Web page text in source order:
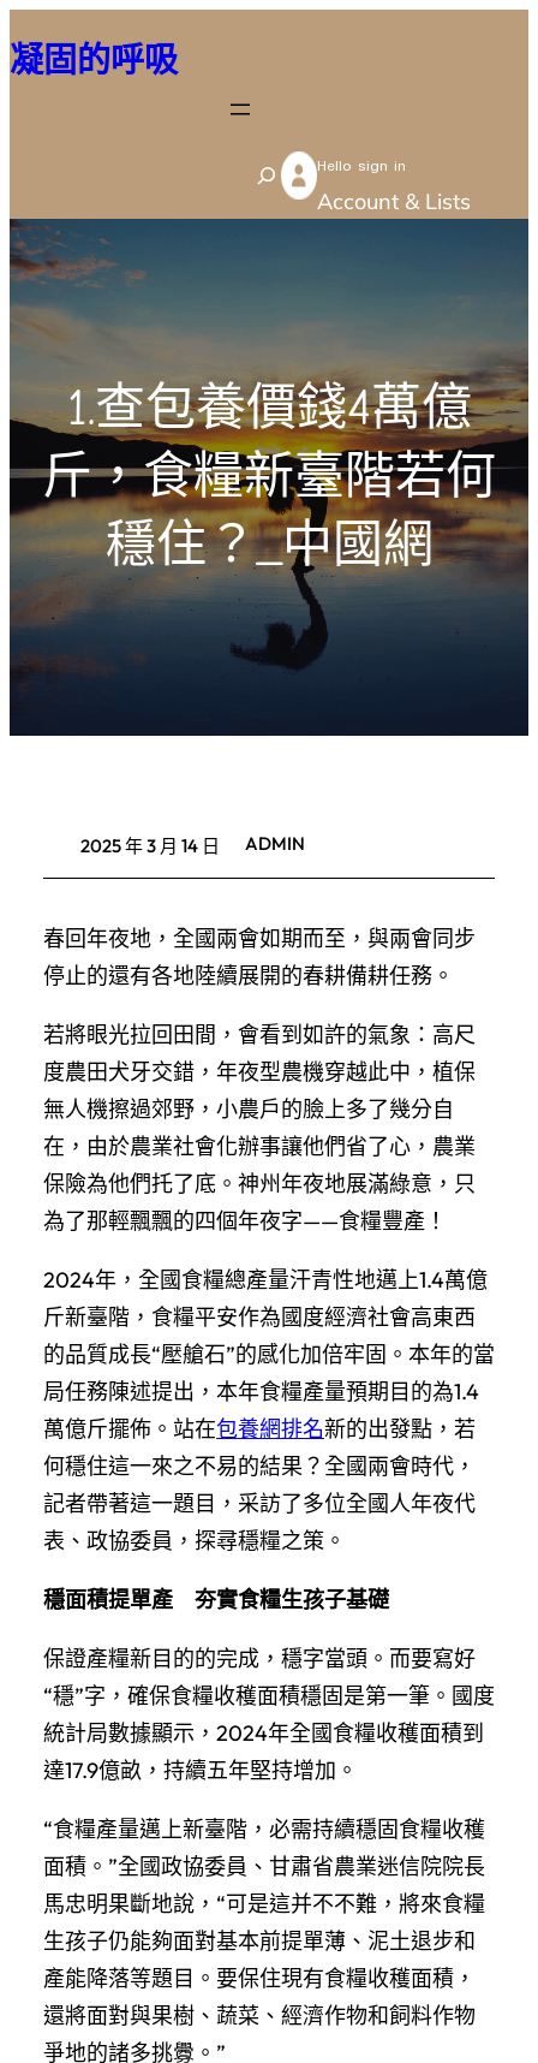
至
容
凝固的呼吸
S
e
Hello sign in
Account & Lists
1.查包養價錢4萬億
斤，食糧新臺階若何
穩住？_中國網
2025 年 3 月 14 日 ADMIN
春回年夜地，全國兩會如期而至，與兩會同步
停止的還有各地陸續展開的春耕備耕任務。
若將眼光拉回田間，會看到如許的氣象：高尺
度農田犬牙交錯，年夜型農機穿越此中，植保
無人機擦過郊野，小農戶的臉上多了幾分自
在，由於農業社會化辦事讓他們省了心，農業
保險為他們托了底。神州年夜地展滿綠意，只
為了那輕飄飄的四個年夜字——食糧豐產！
2024年，全國食糧總產量汗青性地邁上1.4萬億
斤新臺階，食糧平安作為國度經濟社會高東西
的品質成長“壓艙石”的感化加倍牢固。本年的當
局任務陳述提出，本年食糧產量預期目的為1.4
萬億斤擺佈。站在包養網排名新的出發點，若
何穩住這一來之不易的結果？全國兩會時代，
記者帶著這一題目，采訪了多位全國人年夜代
表、政協委員，探尋穩糧之策。
穩面積提單產 夯實食糧生孩子基礎
保證產糧新目的的完成，穩字當頭。而要寫好
“穩”字，確保食糧收穫面積穩固是第一筆。國度
統計局數據顯示，2024年全國食糧收穫面積到
達17.9億畝，持續五年堅持增加。
“食糧產量邁上新臺階，必需持續穩固食糧收穫
面積。”全國政協委員、甘肅省農業迷信院院長
馬忠明果斷地說，“可是這并不不難，將來食糧
生孩子仍能夠面對基本前提單薄、泥土退步和
產能降落等題目。要保住現有食糧收穫面積，
還將面對與果樹、蔬菜、經濟作物和飼料作物
爭地的諸多挑釁。”